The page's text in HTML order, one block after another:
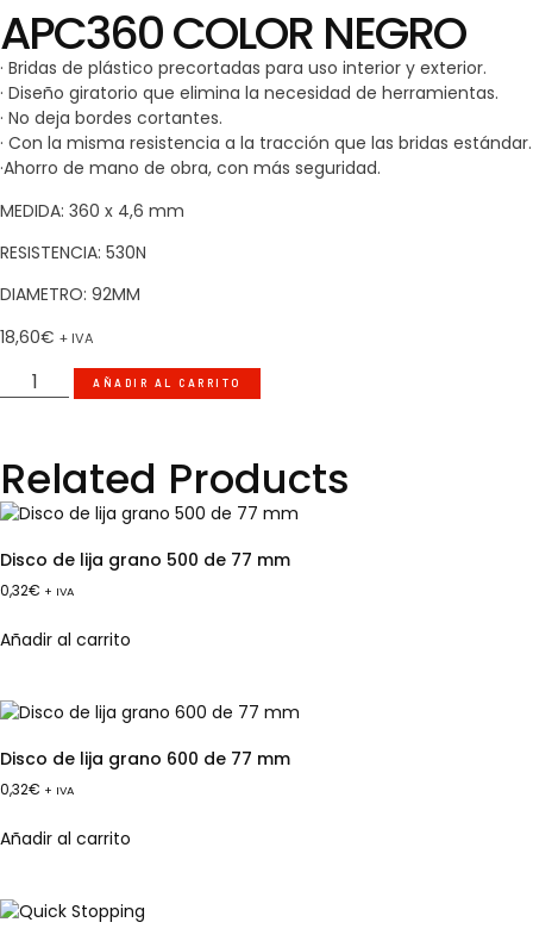
APC360 COLOR NEGRO
· Bridas de plástico precortadas para uso interior y exterior.
· Diseño giratorio que elimina la necesidad de herramientas.
· No deja bordes cortantes.
· Con la misma resistencia a la tracción que las bridas estándar.
·Ahorro de mano de obra, con más seguridad.
MEDIDA: 360 x 4,6 mm
RESISTENCIA: 530N
DIAMETRO: 92MM
18,60€ + IVA
AÑADIR AL CARRITO
Related Products
Disco de lija grano 500 de 77 mm
0,32€ + IVA
Añadir al carrito
Disco de lija grano 600 de 77 mm
0,32€ + IVA
Añadir al carrito